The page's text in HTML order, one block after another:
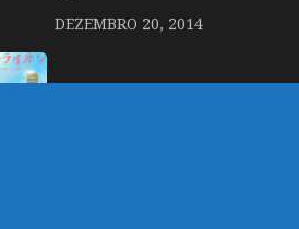
DEZEMBRO 20, 2014